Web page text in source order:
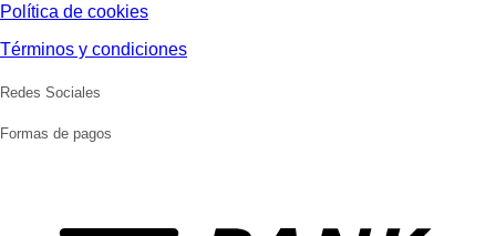
Política de cookies
Términos y condiciones
Redes Sociales
Formas de pagos